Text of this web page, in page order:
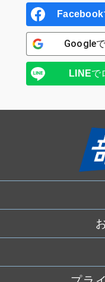
Facebook
Google
LINEで